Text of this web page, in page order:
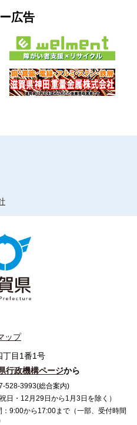
広告
ップ
丁目1番1号
行政機構ページから
528-3993(総合案内)
日・12月29日から1月3日を除く）
9:00から17:00まで（一部、受付時間